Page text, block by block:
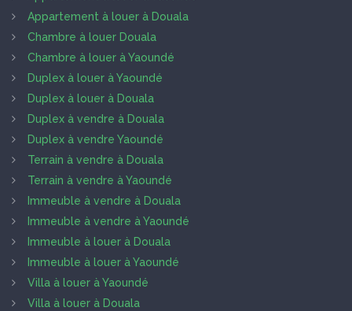
Appartement à louer à Douala
Chambre à louer Douala
Chambre à louer à Yaoundé
Duplex à louer à Yaoundé
Duplex à louer à Douala
Duplex à vendre à Douala
Duplex à vendre Yaoundé
Terrain à vendre à Douala
Terrain à vendre à Yaoundé
Immeuble à vendre à Douala
Immeuble à vendre à Yaoundé
Immeuble à louer à Douala
Immeuble à louer à Yaoundé
Villa à louer à Yaoundé
Villa à louer à Douala